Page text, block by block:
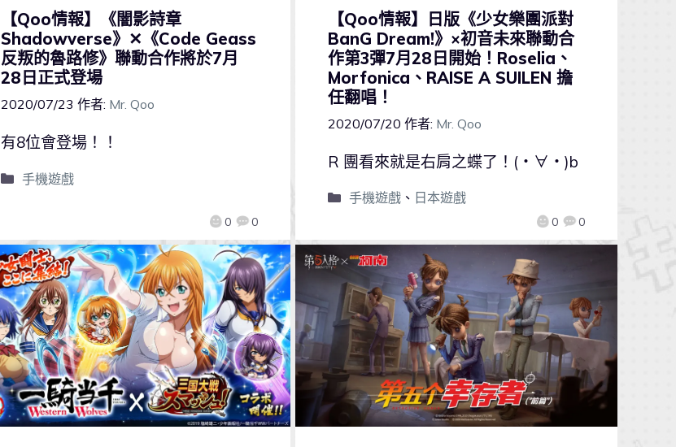
【Qoo情報】《闇影詩章
Shadowverse》✕《Code Geass
反叛的魯路修》聯動合作將於7月
28日正式登場
2020/07/23 作者: Mr. Qoo
0 0
有8位會登場！！
手機遊戲
【Qoo情報】日版《少女樂團派對
BanG Dream!》×初音未來聯動合
作第3彈7月28日開始！Roselia、
Morfonica、RAISE A SUILEN 擔
任翻唱！
2020/07/20 作者: Mr. Qoo
0 0
R 團看來就是右肩之蝶了！(・∀・)b
手機遊戲、 日本遊戲